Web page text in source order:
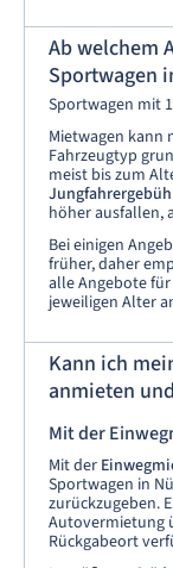
Ab welchem
Sportwagen
Sportwagen mit
Mietwagen kann
Fahrzeugtyp
meist bis zum
höher ausfallen,
Bei einigen
früher, daher
alle Angebote
jeweiligen Alter
Kann ich
anmieten
Mit der
Mit der
Sportwagen in
zurückzugeben.
Autovermietung
Rückgabeort